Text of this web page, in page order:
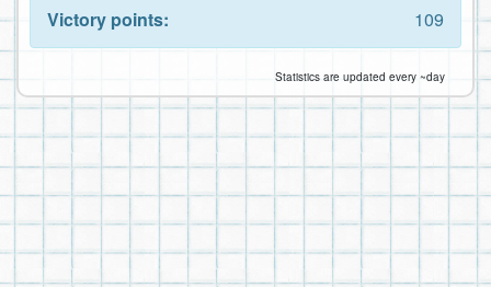
Victory points:
109
Statistics are updated every ~day